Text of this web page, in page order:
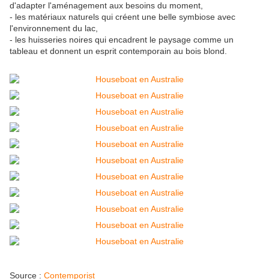
d'adapter l'aménagement aux besoins du moment,
- les matériaux naturels qui créent une belle symbiose avec
l'environnement du lac,
- les huisseries noires qui encadrent le paysage comme un
tableau et donnent un esprit contemporain au bois blond.
Source : Contemporist